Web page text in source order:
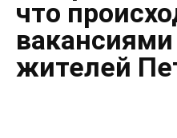
что
жителей